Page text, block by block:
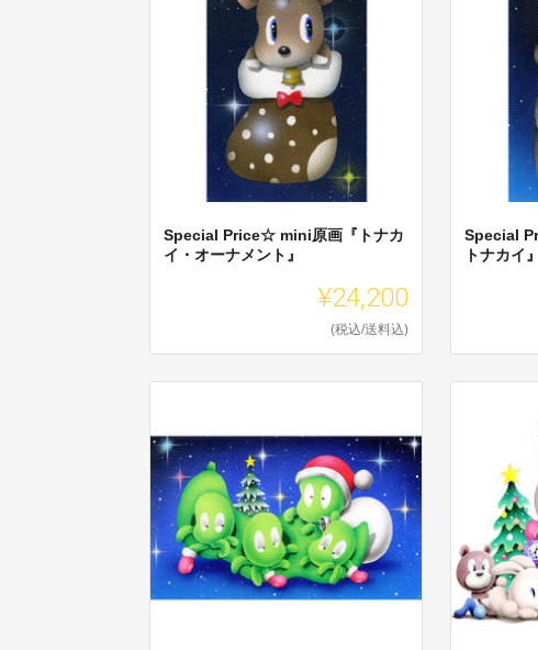
Special Price☆ mini原画『トナカ
イ・オーナメント』
¥24,200
(税込/送料込)
Special
トナカイ』